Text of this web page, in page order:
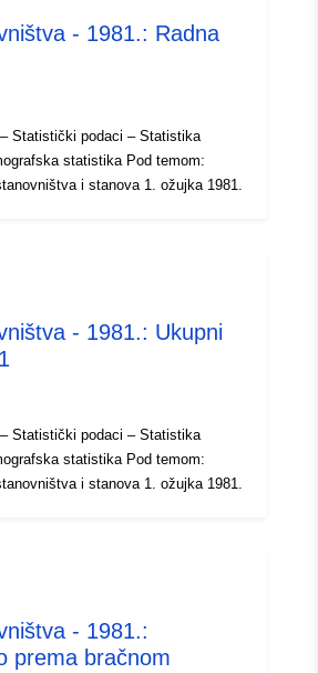
https://statbel.fgov.be/fr
2024
Ažurirano na temelju
Tip:
Polygon
http://data.europa.eu/88u/dataset/
id
- 31 December 1981
- 1981.: Radna
Statistički podaci – Statistika
statistika Pod temom:
i stanova 1. ožujka 1981.
- 1981.: Ukupni
Statistički podaci – Statistika
statistika Pod temom:
i stanova 1. ožujka 1981.
- 1981.:
prema bračnom